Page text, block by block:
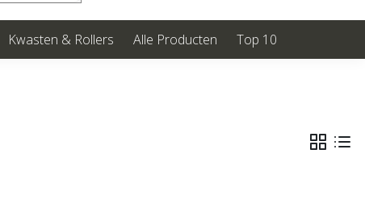
Kwasten & Rollers Alle Producten Top 10